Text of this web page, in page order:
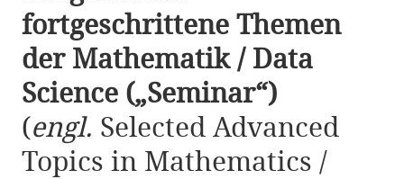
fortgeschrittene Themen
der Mathematik / Data
Science („Seminar“)
(engl. Selected Advanced
Topics in Mathematics /